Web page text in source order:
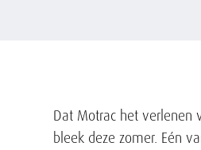
Tekst
Dat Motrac het verlenen
bleek deze zomer. Eén